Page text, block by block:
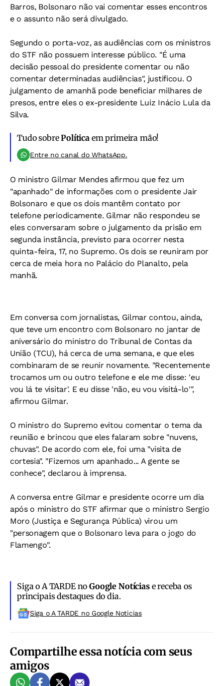
Barros, Bolsonaro não vai comentar esses encontros
e o assunto não será divulgado.
Segundo o porta-voz, as audiências com os ministros
do STF não possuem interesse público. "É uma
decisão pessoal do presidente comentar ou não
comentar determinadas audiências", justificou. O
julgamento de amanhã pode beneficiar milhares de
presos, entre eles o ex-presidente Luiz Inácio Lula da
Silva.
Tudo sobrePolíticaem primeira mão!
Entre no canal do WhatsApp.
O ministro Gilmar Mendes afirmou que fez um
"apanhado" de informações com o presidente Jair
Bolsonaro e que os dois mantêm contato por
telefone periodicamente. Gilmar não respondeu se
eles conversaram sobre o julgamento da prisão em
segunda instância, previsto para ocorrer nesta
quinta-feira, 17, no Supremo. Os dois se reuniram por
cerca de meia hora no Palácio do Planalto, pela
manhã.
Em conversa com jornalistas, Gilmar contou, ainda,
que teve um encontro com Bolsonaro no jantar de
aniversário do ministro do Tribunal de Contas da
União (TCU), há cerca de uma semana, e que eles
combinaram de se reunir novamente. "Recentemente
trocamos um ou outro telefone e ele me disse: 'eu
vou lá te visitar'. E eu disse 'não, eu vou visitá-lo'",
afirmou Gilmar.
O ministro do Supremo evitou comentar o tema da
reunião e brincou que eles falaram sobre "nuvens,
chuvas". De acordo com ele, foi uma "visita de
cortesia". "Fizemos um apanhado... A gente se
conhece", declarou à imprensa.
A conversa entre Gilmar e presidente ocorre um dia
após o ministro do STF afirmar que o ministro Sergio
Moro (Justiça e Segurança Pública) virou um
"personagem que o Bolsonaro leva para o jogo do
Flamengo".
Siga o A TARDE noGoogle Notíciase receba os
principais destaques do dia.
Siga o A TARDE no Google Noticias
Compartilhe essa notícia com seus
amigos